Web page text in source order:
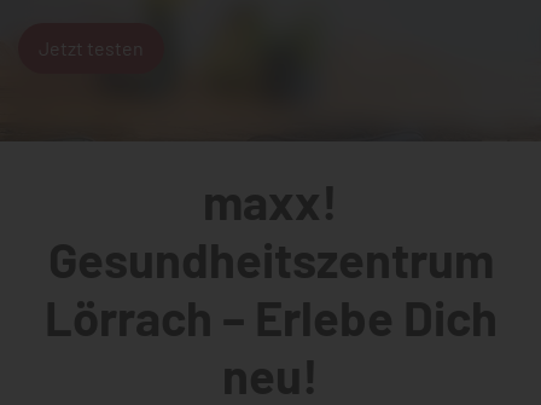
Jetzt testen
maxx!
Gesundheitszentrum
Lörrach – Erlebe Dich
neu!